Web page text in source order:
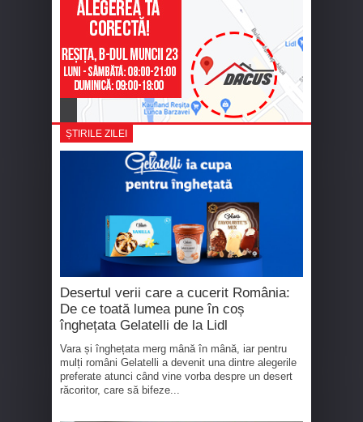
ȘTIRILE ZILEI
Desertul verii care a cucerit România:
De ce toată lumea pune în coș
înghețata Gelatelli de la Lidl
Vara și înghețata merg mână în mână, iar pentru
mulți români Gelatelli a devenit una dintre alegerile
preferate atunci când vine vorba despre un desert
răcoritor, care să bifeze...